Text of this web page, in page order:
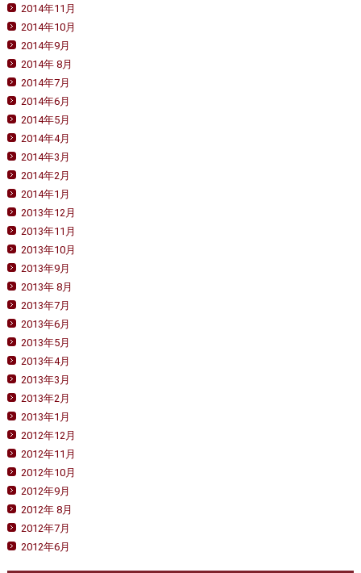
2014年11月
2014年10月
2014年9月
2014年 8月
2014年7月
2014年6月
2014年5月
2014年4月
2014年3月
2014年2月
2014年1月
2013年12月
2013年11月
2013年10月
2013年9月
2013年 8月
2013年7月
2013年6月
2013年5月
2013年4月
2013年3月
2013年2月
2013年1月
2012年12月
2012年11月
2012年10月
2012年9月
2012年 8月
2012年7月
2012年6月